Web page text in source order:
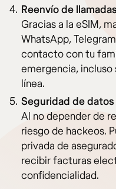
Reenvío de
Gracias a la eSIM,
WhatsApp,
contacto con tu
emergencia,
línea.
Seguridad de datos
Al no depender de
riesgo de hackeos.
privada de
recibir facturas
confidencialidad.